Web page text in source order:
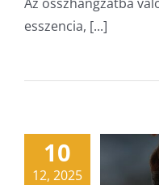
esszencia, [...]
10
12, 2025